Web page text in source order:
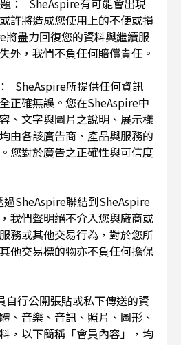
許將造成您使用上的不便或損
將盡力回復您的資料與繼續服
外，我們不負任何賠償責任。
SheAspire所提供任何資訊
正確無誤。您在SheAspire中
、文字與圖片之說明、展示樣
由各該廣告商、產品與服務的
您對於廣告之正確性與可信度
SheAspire聯結到SheAspire
我們聲明絕不介入您與廠商或
務或其他交易行為，對於您所
他交易標的物亦不負任何擔保
自行公開張貼或私下傳送的資
、音樂、音訊、照片、圖形、
，以下簡稱「會員內容」，均